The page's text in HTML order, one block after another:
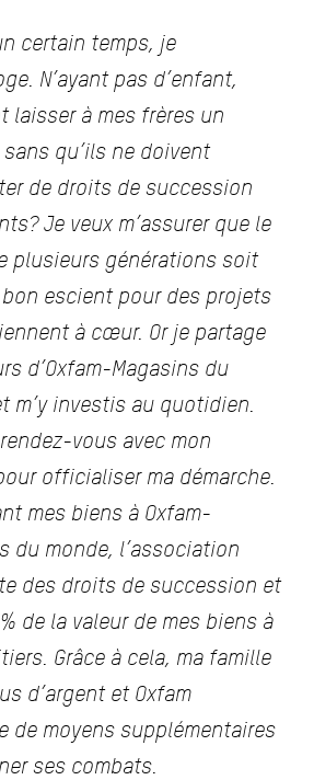
certain temps, je
N’ayant pas d’enfant,
laisser à mes frères un
qu’ils ne doivent
de droits de succession
Je veux m’assurer que le
plusieurs générations soit
escient pour des projets
à cœur. Or je partage
d’Oxfam-Magasins du
m’y investis au quotidien.
vous avec mon
officialiser ma démarche.
mes biens à Oxfam-
du monde, l’association
des droits de succession et
de la valeur de mes biens à
Grâce à cela, ma famille
d’argent et Oxfam
de moyens supplémentaires
ses combats.